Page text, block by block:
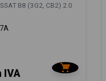
B8 (3G2, CB2) 2.0
IVA